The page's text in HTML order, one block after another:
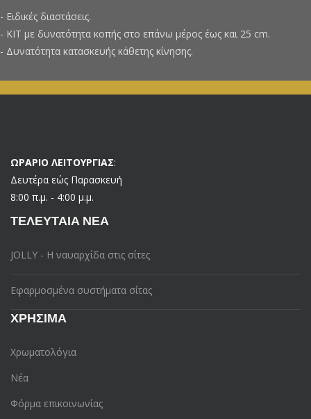
- Ειδικές διαστάσεις.
- ΚΙΤ με δυνατότητα κοπής στο επάνω μέρος έως και 25 cm.
- Δυνατότητα κατασκευής κάθετης κίνησης.
ΩΡΑΡΙΟ ΛΕΙΤΟΥΡΓΙΑΣ:
Δευτέρα εώς Παρασκευή
8:00 π.μ. - 4:00 μ.μ.
ΤΕΛΕΥΤΑΊΑ ΝΈΑ
JOLLY - Η ναυαρχίδα στις σίτες
Εφαρμοσμένα συστήματα σίτας
ΧΡΉΣΙΜΑ
Χρωματολόγια
Νέα
Φόρμα επικοινωνίας